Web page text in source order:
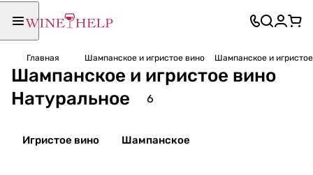
Главная Шампанское и игристое вино Шампанское и
Шампанское и игристое вино
Натуральное
6
Игристое вино Шампанское